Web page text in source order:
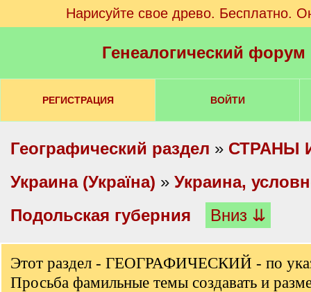
Нарисуйте свое древо. Бесплатно.
Генеалогический
РЕГИСТРАЦИЯ ВОЙТИ
Географический раздел » СТРАНЫ
Украина (Україна) » Украина,
Подольская губерния
Вниз ⇊
Этот раздел - ГЕОГРАФИЧЕСКИЙ - по
Просьба фамильные темы создавать и